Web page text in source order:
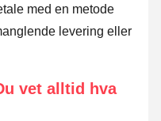
med en metode
levering eller
vet alltid hva